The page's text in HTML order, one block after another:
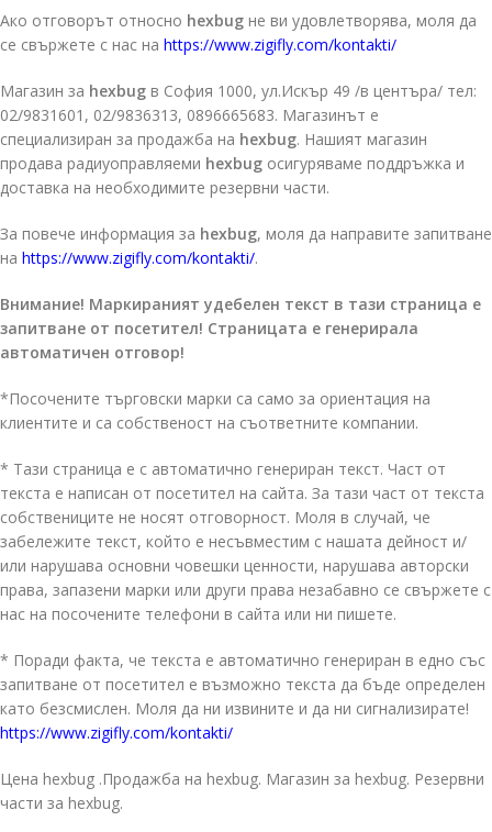
Ако отговорът относно hexbug не ви удовлетворява, моля да
се свържете с нас на https://www.zigifly.com/kontakti/
Магазин за hexbug в София 1000, ул.Искър 49 /в центъра/ тел:
02/9831601, 02/9836313, 0896665683. Магазинът е
специализиран за продажба на hexbug. Нашият магазин
продава радиуоправляеми hexbug осигуряваме поддръжка и
доставка на необходимите резервни части.
За повече информация за hexbug, моля да направите запитване
на https://www.zigifly.com/kontakti/.
Внимание! Маркираният удебелен текст в тази страница е
запитване от посетител! Страницата е генерирала
автоматичен отговор!
*Посочените търговски марки са само за ориентация на
клиентите и са собственост на съответните компании.
* Тази страница е с автоматично генериран текст. Част от
текста е написан от посетител на сайта. За тази част от текста
собствениците не носят отговорност. Моля в случай, че
забележите текст, който е несъвместим с нашата дейност и/
или нарушава основни човешки ценности, нарушава авторски
права, запазени марки или други права незабавно се свържете с
нас на посочените телефони в сайта или ни пишете.
* Поради факта, че текста е автоматично генериран в едно със
запитване от посетител е възможно текста да бъде определен
като безсмислен. Моля да ни извините и да ни сигнализирате!
https://www.zigifly.com/kontakti/
Цена hexbug .Продажба на hexbug. Магазин за hexbug. Резервни
части за hexbug.